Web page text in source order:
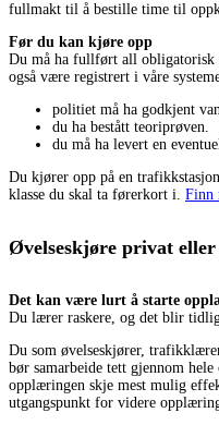
fullmakt til å bestille time til
Før du kan kjøre opp
Du må ha fullført all
også være registrert i våre
politiet må ha godkjent
du ha bestått teoriprøven.
du må ha levert en
Du kjører opp på en
klasse du skal ta førerkort i. Finn
Øvelseskjøre privat
Det kan være lurt å starte
Du lærer raskere, og det blir
Du som øvelseskjører,
bør samarbeide tett gjennom
opplæringen skje mest mulig
utgangspunkt for videre